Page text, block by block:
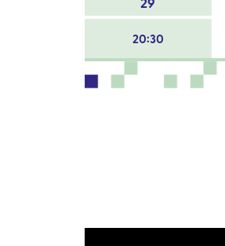
20:30